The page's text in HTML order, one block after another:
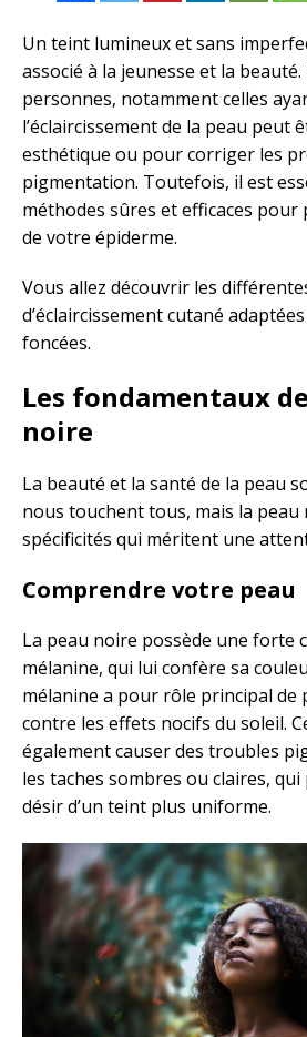
Un teint lumineux et sans
associé à la jeunesse et la
personnes, notamment celles
l’éclaircissement de la peau peut
esthétique ou pour corriger les
pigmentation. Toutefois, il est
méthodes sûres et efficaces pour
de votre épiderme.
Vous allez découvrir les
d’éclaircissement cutané
foncées.
Les fondamentaux
noire
La beauté et la santé de la peau
nous touchent tous, mais la peau
spécificités qui méritent une
Comprendre votre peau
La peau noire possède une forte
mélanine, qui lui confère sa
mélanine a pour rôle principal de
contre les effets nocifs du soleil.
également causer des troubles
les taches sombres ou claires,
désir d’un teint plus uniforme.